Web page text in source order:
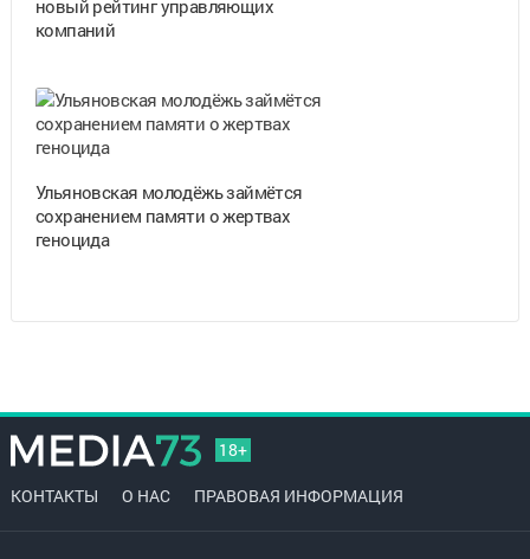
новый рейтинг управляющих
компаний
Ульяновская молодёжь займётся
сохранением памяти о жертвах
геноцида
18+
КОНТАКТЫ О НАС ПРАВОВАЯ ИНФОРМАЦИЯ